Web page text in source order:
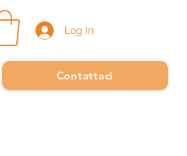
Log In
Contattaci